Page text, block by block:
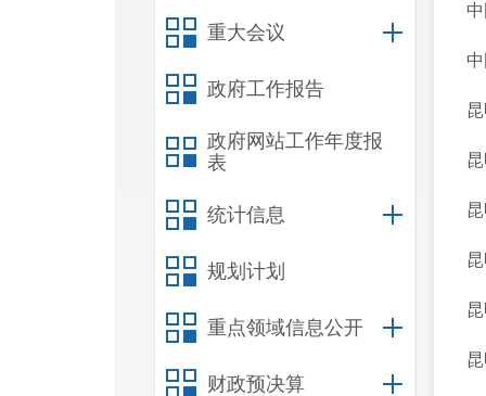
重大会议
政府工作报告
政府网站工作年度报
表
统计信息
规划计划
重点领域信息公开
财政预决算